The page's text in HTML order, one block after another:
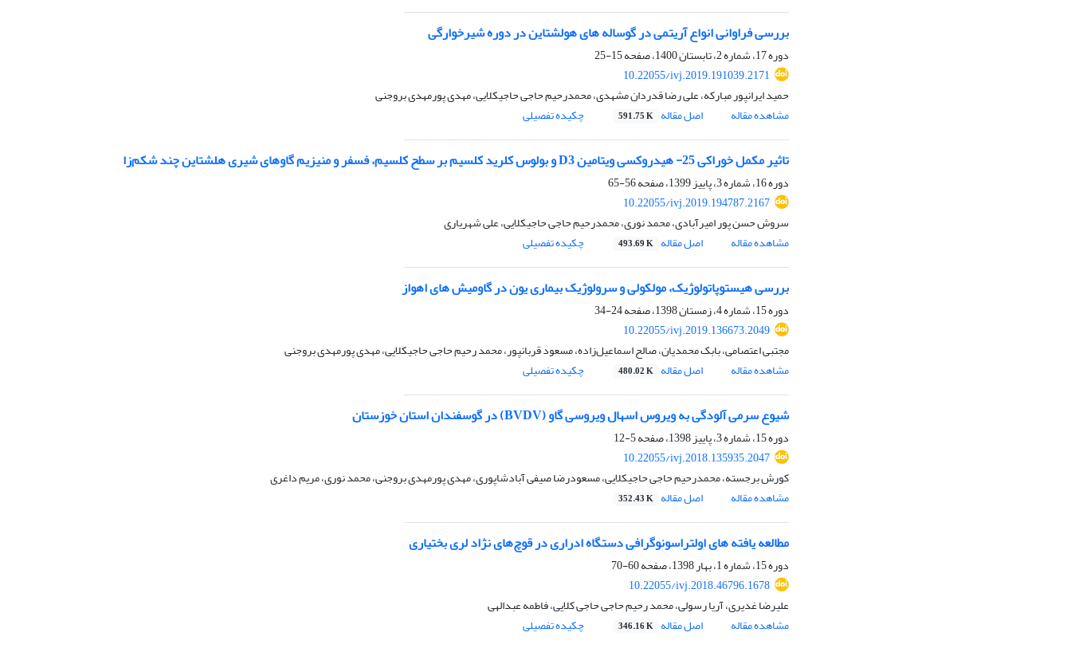
بررسی فراوانی انواع آریتمی در گوساله های هولشتاین در دوره شیرخوارگی
دوره 17، شماره 2، تابستان 1400، صفحه
15-25
10.22055/ivj.2019.191039.2171
حمید ایرانپور مبارکه، علی رضا قدردان مشهدی، محمدرحیم حاجی حاجیکلایی، مهدی پورمهدی بروجنی
مشاهده مقاله
اصل مقاله 591.75 K چکیده تفصیلی
تاثیر مکمل خوراکی 25- هیدروکسی ویتامین D3 و بولوس کلرید‌ کلسیم بر سطح کلسیم، فسفر و منیزیم گاوهای شیری هلشتاین چند شکم‌زا
دوره 16، شماره 3، پاییز 1399، صفحه
56-65
10.22055/ivj.2019.194787.2167
سروش حسن پور امیرآبادی، محمد نوری، محمدرحیم حاجی حاجیکلایی، علی شهریاری
مشاهده مقاله
اصل مقاله 493.69 K چکیده تفصیلی
بررسی هیستوپاتولوژیک، مولکولی و سرولوژیک بیماری یون در گاومیش های اهواز
دوره 15، شماره 4، زمستان 1398، صفحه
24-34
10.22055/ivj.2019.136673.2049
مجتبی اعتصامی، بابک محمدیان، صالح اسماعیل‌زاده، مسعود قربانپور، محمد رحیم حاجی حاجیکلایی، مهدی پورمهدی بروجنی
مشاهده مقاله
اصل مقاله 480.02 K چکیده تفصیلی
شیوع سرمی آلودگی به ویروس اسهال ویروسی گاو (BVDV) در گوسفندان استان خوزستان
دوره 15، شماره 3، پاییز 1398، صفحه
5-12
10.22055/ivj.2018.135935.2047
کورش برجسته، محمدرحیم حاجی حاجیکلایی، مسعودرضا صیفی آبادشاپوری، مهدی پورمهدی بروجنی، محمد نوری، مریم داغری
مشاهده مقاله
اصل مقاله 352.43 K
مطالعه یافته های اولتراسونوگرافی دستگاه ادراری در قوچ‌های نژاد لری بختیاری
دوره 15، شماره 1، بهار 1398، صفحه
60-70
10.22055/ivj.2018.46796.1678
علیرضا غدیری، آریا رسولی، محمد رحیم حاجی حاجی کلایی، فاطمه عبدالهی
مشاهده مقاله
اصل مقاله 346.16 K چکیده تفصیلی